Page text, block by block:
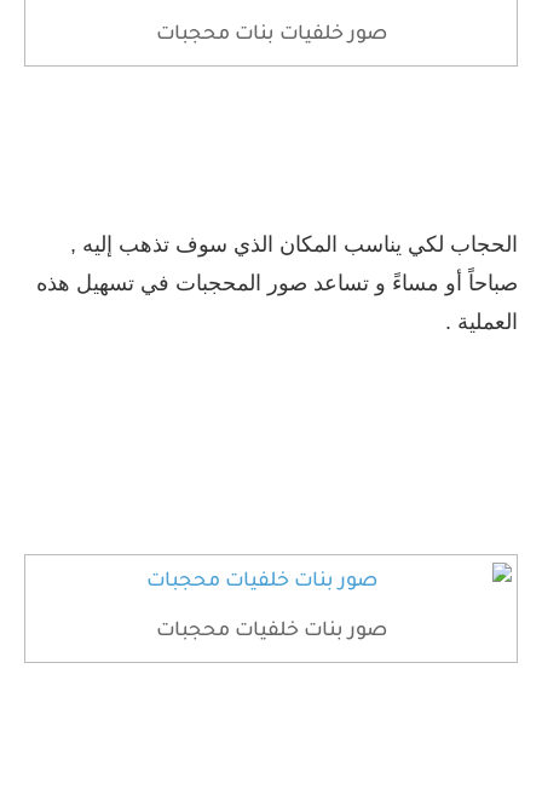
صور خلفيات بنات محجبات
الحجاب لكي يناسب المكان الذي سوف تذهب إليه ,
صباحاً أو مساءً و تساعد صور المحجبات في تسهيل هذه
العملية .
صور بنات خلفيات محجبات